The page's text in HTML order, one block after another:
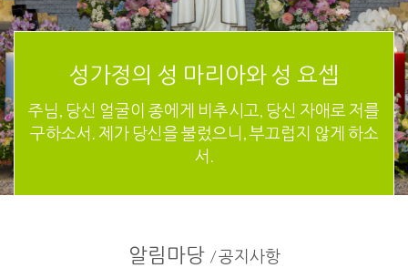
성가정의 성 마리아와 성 요셉
주님, 당신 얼굴이 종에게 비추시고, 당신 자애로 저를
구하소서. 제가 당신을 불렀으니, 부끄럽지 않게 하소
서.
알림마당 /공지사항